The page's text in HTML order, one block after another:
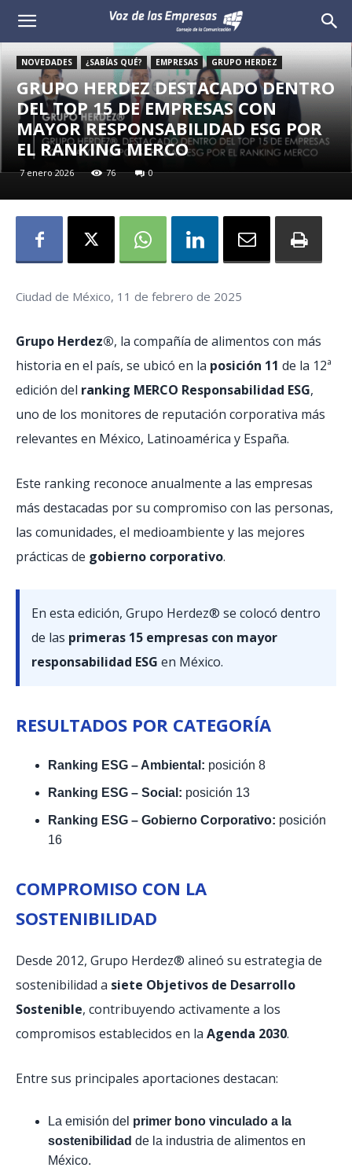
Voz
de
Empresas
NOVEDADES ¿SABÍAS QUÉ? EMPRESAS GRUPO HERDEZ
GRUPO HERDEZ DESTACADO DENTRO
DEL TOP 15 DE EMPRESAS CON
MAYOR RESPONSABILIDAD ESG POR
EL RANKING MERCO
7 enero 2026 76 0
Ciudad de México, 11 de febrero de 2025
Grupo Herdez®, la compañía de alimentos con más
historia en el país, se ubicó en la posición 11 de la 12ª
edición del ranking MERCO Responsabilidad ESG,
uno de los monitores de reputación corporativa más
relevantes en México, Latinoamérica y España.
Este ranking reconoce anualmente a las empresas
más destacadas por su compromiso con las personas,
las comunidades, el medioambiente y las mejores
prácticas de gobierno corporativo.
En esta edición, Grupo Herdez® se colocó dentro
de las primeras 15 empresas con mayor
responsabilidad ESG en México.
RESULTADOS POR CATEGORÍA
Ranking ESG – Ambiental: posición 8
Ranking ESG – Social: posición 13
Ranking ESG – Gobierno Corporativo: posición
16
COMPROMISO CON LA
SOSTENIBILIDAD
Desde 2012, Grupo Herdez® alineó su estrategia de
sostenibilidad a siete Objetivos de Desarrollo
Sostenible, contribuyendo activamente a los
compromisos establecidos en la Agenda 2030.
Entre sus principales aportaciones destacan:
La emisión del primer bono vinculado a la
sostenibilidad de la industria de alimentos en
México.